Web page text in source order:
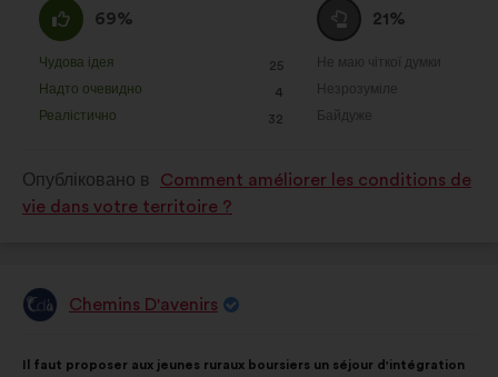
За
:
69%
Чудова ідея
: 25
разів
Надто очевидно
: 4
разів
Реалістично
: 32
разів
Утримуюся
:
21%
Не маю чіткої думки
:разів
Незрозуміле
:разів
Байдуже
:разів
Опубліковано в
Comment améliorer les conditions de
vie dans votre territoire ?
ПропозиціяChemins D'avenirs
Il faut proposer aux jeunes ruraux boursiers un séjour d'intégration